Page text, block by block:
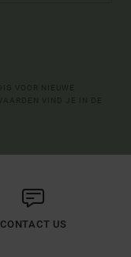
CONTACT US